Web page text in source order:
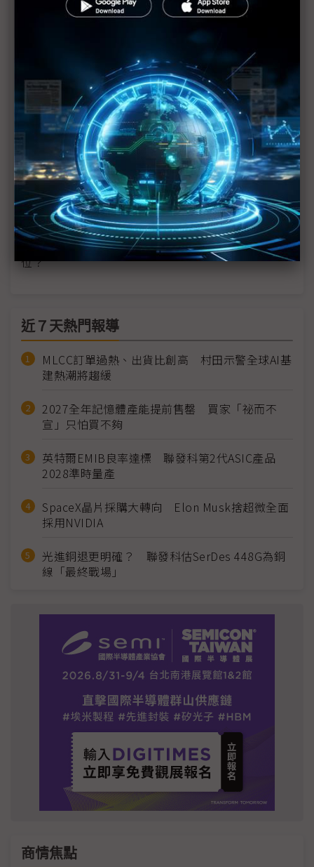
（獨家）液冷需求飆升 Cooler Master越南廠未量
樂金首度實地驗證AIDC液冷方案 聯手LG U+推動技
術升級
生命事業起家 天品集團跨入AI液冷伺服器清洗市場
日新創推浸沒式液冷伺服器系統 運作成本大減9成
可運輸式液冷伺服器 日新創結合再生能源創新機
SSD迎液冷時代 Solidigm全新eSSD顛覆散熱技術
GB300高算力推升散熱需求 零組件供應鏈如何卡
位？
近７天熱門報導
MLCC訂單過熱、出貨比創高 村田示警全球AI基
建熱潮將趨緩
2027全年記憶體產能提前售罄 買家「祕而不
宣」只怕買不夠
英特爾EMIB良率達標 聯發科第2代ASIC產品
2028準時量產
SpaceX晶片採購大轉向 Elon Musk捨超微全面
採用NVIDIA
光進銅退更明確？ 聯發科估SerDes 448G為銅
線「最終戰場」
商情焦點